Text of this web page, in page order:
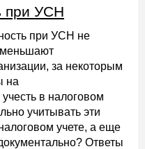
при УСН
при УСН не
за некоторым
на
в налоговом
учитывать эти
учете, а еще
Ответы